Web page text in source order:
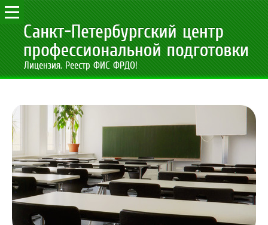
Лицензия. Реестр ФИС ФРДО!